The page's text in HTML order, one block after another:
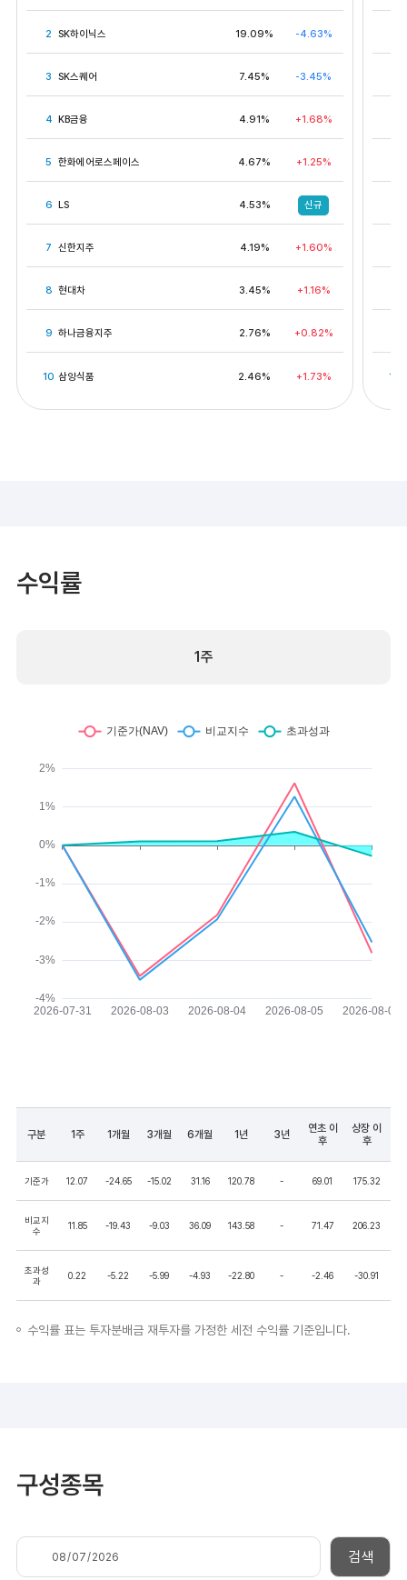
2 SK하이닉스 19.09% -4.63%
3 SK스퀘어 7.45% -3.45%
4 KB금융 4.91% +1.68%
5 한화에어로스페이스 4.67% +1.25%
6 LS 4.53% 신규
7 신한지주 4.19% +1.60%
8 현대차 3.45% +1.16%
9 하나금융지주 2.76% +0.82%
10 삼양식품 2.46% +1.73% 10
수익률
1주
구분 1주 1개월 3개월 6개월 1년 3년
연초 이
후
상장 이
후
기준가 12.07 -24.65 -15.02 31.16 120.78 - 69.01 175.32
비교지
수
11.85 -19.43 -9.03 36.09 143.58 - 71.47 206.23
초과성
과
0.22 -5.22 -5.99 -4.93 -22.80 - -2.46 -30.91
수익률 표는 투자분배금 재투자를 가정한 세전 수익률 기준입니다.
구성종목
검색